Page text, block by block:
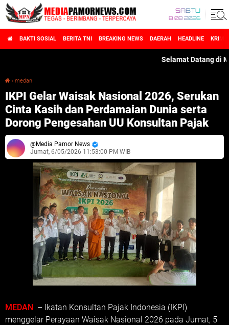
SABTU
8 08 2026
BAKTI SOSIAL BERITA TNI BREAKING NEWS DAERAH HEADLINE
Selamat Datang di
› medan
IKPI Gelar Waisak Nasional 2026, Serukan
Cinta Kasih dan Perdamaian Dunia serta
Dorong Pengesahan UU Konsultan Pajak
Media Pamor News
Jumat, 6/05/2026 11:53:00 PM WIB
MEDAN – Ikatan Konsultan Pajak Indonesia (IKPI)
menggelar Perayaan Waisak Nasional 2026 pada Jumat, 5